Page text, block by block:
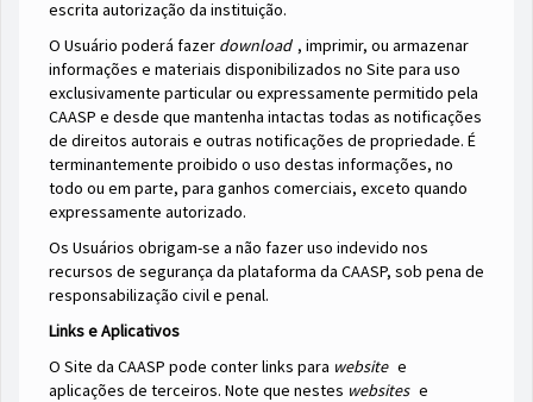
escrita autorização da instituição.
O Usuário poderá fazer download , imprimir, ou armazenar
informações e materiais disponibilizados no Site para uso
exclusivamente particular ou expressamente permitido pela
CAASP e desde que mantenha intactas todas as notificações
de direitos autorais e outras notificações de propriedade. É
terminantemente proibido o uso destas informações, no
todo ou em parte, para ganhos comerciais, exceto quando
expressamente autorizado.
Os Usuários obrigam-se a não fazer uso indevido nos
recursos de segurança da plataforma da CAASP, sob pena de
responsabilização civil e penal.
Links e Aplicativos
O Site da CAASP pode conter links para website e
aplicações de terceiros. Note que nestes websites e